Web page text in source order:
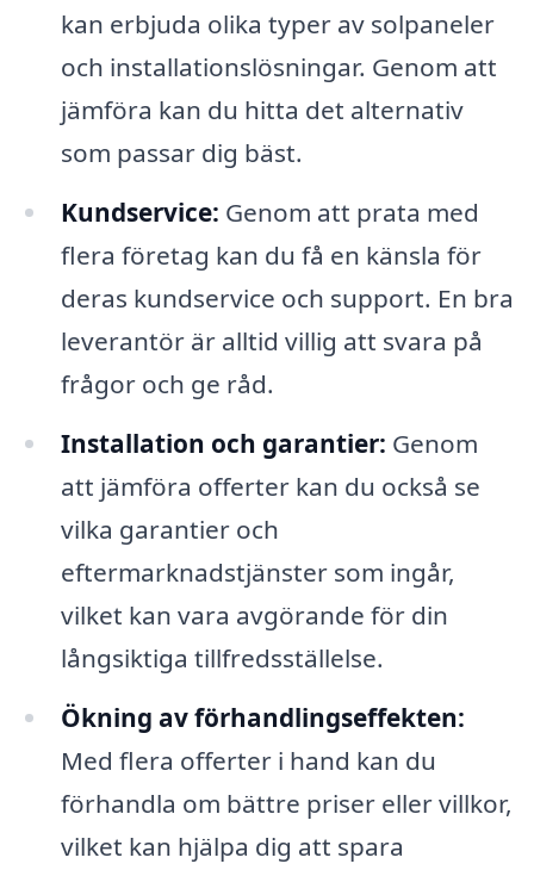
kan erbjuda olika typer av solpaneler
och installationslösningar. Genom att
jämföra kan du hitta det alternativ
som passar dig bäst.
Kundservice: Genom att prata med
flera företag kan du få en känsla för
deras kundservice och support. En bra
leverantör är alltid villig att svara på
frågor och ge råd.
Installation och garantier: Genom
att jämföra offerter kan du också se
vilka garantier och
eftermarknadstjänster som ingår,
vilket kan vara avgörande för din
långsiktiga tillfredsställelse.
Ökning av förhandlingseffekten:
Med flera offerter i hand kan du
förhandla om bättre priser eller villkor,
vilket kan hjälpa dig att spara